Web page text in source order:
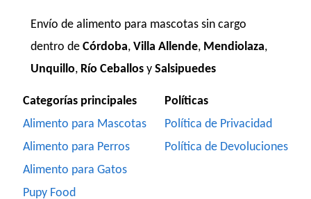
Envío de alimento para mascotas sin cargo
dentro de Córdoba, Villa Allende, Mendiolaza,
Unquillo, Río Ceballos y Salsipuedes
Categorías principales
Alimento para Mascotas
Alimento para Perros
Alimento para Gatos
Pupy Food
Políticas
Política de Privacidad
Política de Devoluciones